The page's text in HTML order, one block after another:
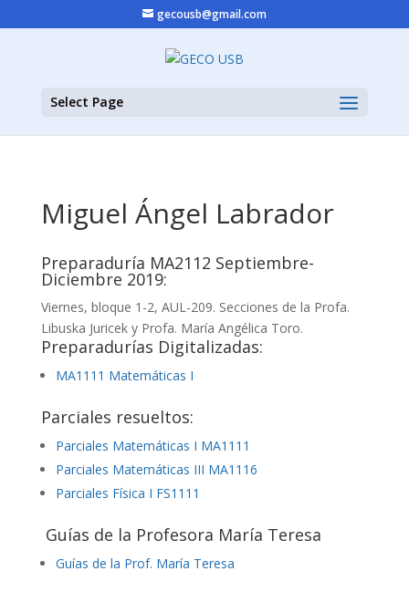
gecousb@gmail.com
Select Page
Miguel Ángel Labrador
Preparaduría MA2112 Septiembre-
Diciembre 2019:
Viernes, bloque 1-2, AUL-209. Secciones de la Profa.
Libuska Juricek y Profa. María Angélica Toro.
Preparadurías Digitalizadas:
MA1111 Matemáticas I
Parciales resueltos:
Parciales Matemáticas I MA1111
Parciales Matemáticas III MA1116
Parciales Física I FS1111
Guías de la Profesora María Teresa
Guías de la Prof. María Teresa